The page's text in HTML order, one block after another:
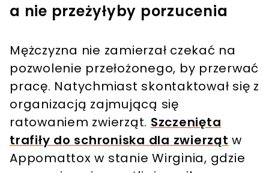
a nie przeżyłyby porzucenia
Mężczyzna nie zamierzał czekać na
pozwolenie przełożonego, by przerwać
pracę. Natychmiast skontaktował się z
organizacją zajmującą się
ratowaniem zwierząt. Szczenięta
trafiły do schroniska dla zwierząt w
Appomattox w stanie Wirginia, gdzie